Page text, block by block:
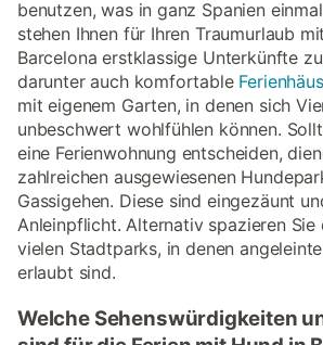
benutzen, was in ganz Spanien
stehen Ihnen für Ihren Traumurlaub
Barcelona erstklassige Unterkünfte
darunter auch komfortable
mit eigenem Garten, in denen sich
unbeschwert wohlfühlen können.
eine Ferienwohnung entscheiden,
zahlreichen ausgewiesenen
Gassigehen. Diese sind eingezäunt
Anleinpflicht. Alternativ spazieren Sie
vielen Stadtparks, in denen
erlaubt sind.
Welche Sehenswürdigkeiten